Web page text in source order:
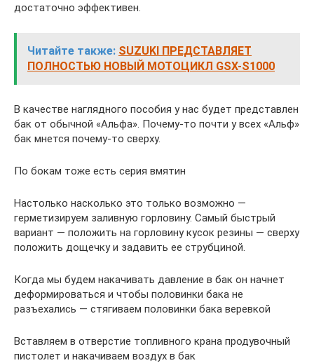
достаточно эффективен.
Читайте также: SUZUKI ПРЕДСТАВЛЯЕТ
ПОЛНОСТЬЮ НОВЫЙ МОТОЦИКЛ GSX-S1000
В качестве наглядного пособия у нас будет представлен
бак от обычной «Альфа». Почему-то почти у всех «Альф»
бак мнется почему-то сверху.
По бокам тоже есть серия вмятин
Настолько насколько это только возможно —
герметизируем заливную горловину. Самый быстрый
вариант — положить на горловину кусок резины — сверху
положить дощечку и задавить ее струбциной.
Когда мы будем накачивать давление в бак он начнет
деформироваться и чтобы половинки бака не
разъехались — стягиваем половинки бака веревкой
Вставляем в отверстие топливного крана продувочный
пистолет и накачиваем воздух в бак